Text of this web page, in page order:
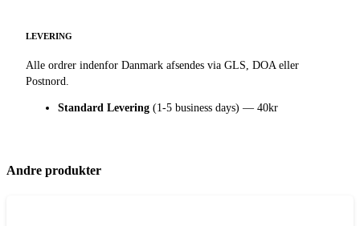
LEVERING
Alle ordrer indenfor Danmark afsendes via GLS, DOA eller
Postnord.
Standard Levering (1-5 business days) — 40kr
Andre produkter